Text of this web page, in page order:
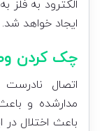
الکترود به
ایجاد خواهد شد.
چک کردن
اتصال
مدارشده و
باعث اختلال در